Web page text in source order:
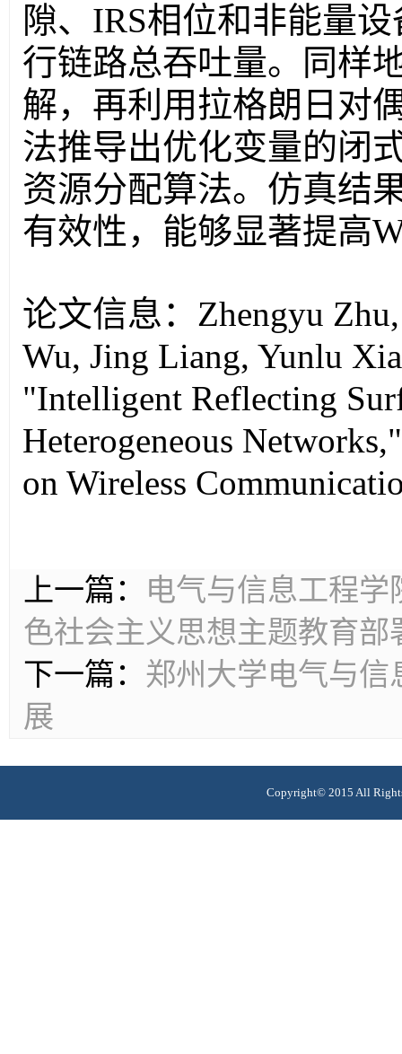
隙、 IRS相位和非能量
行链路总吞吐量。同样
解，再利用拉格朗日对
法推导出优化变量的闭
资源分配算法。仿真结
有效性，能够显著提高
论文信息： Zhengyu
Wu, Jing Liang, Yunlu
"Intelligent Reflecting
Heterogeneous
on Wireless
上一篇：
电气与信息工程
色社会主义思想主题教育部
下一篇： 郑州大学电气与信
展
Copyright© 2015 All